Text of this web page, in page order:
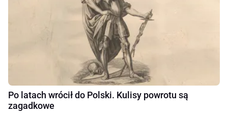
Po latach wrócił do Polski. Kulisy powrotu są
zagadkowe